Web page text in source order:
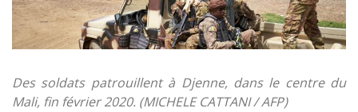
Des soldats patrouillent à Djenne, dans le centre du
Mali, fin février 2020. (MICHELE CATTANI / AFP)